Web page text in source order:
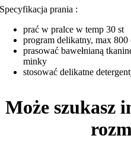
Specyfikacja prania :
prać w pralce w temp 30 st
program delikatny, max
prasować bawełnianą
minky
stosować delikatne
Może szukasz